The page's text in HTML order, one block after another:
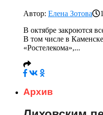
Автор: Елена Зотова
В октябре закроются
В том числе в
«Ростелекома»,...
Архив